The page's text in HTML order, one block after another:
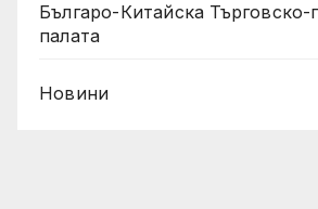
Българо-Китайска
палaта
Новини